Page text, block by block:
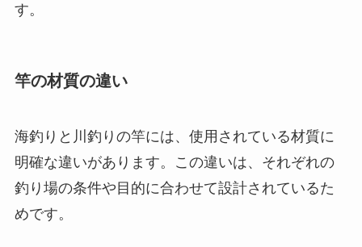
す。
竿の材質の違い
海釣りと川釣りの竿には、使用されている材質に
明確な違いがあります。この違いは、それぞれの
釣り場の条件や目的に合わせて設計されているた
めです。